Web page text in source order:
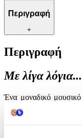
Περιγραφή
+
Περιγραφή
Με λίγα λόγια...
Ένα μοναδικό
και φυσικής
ολοκλήρου από
ταιριάζει απόλυτα σε